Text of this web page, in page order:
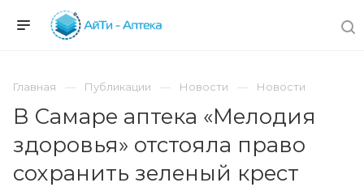
Главная Публикации Новости Новости
В Самаре аптека «Мелодия
здоровья» отстояла право
сохранить зеленый крест